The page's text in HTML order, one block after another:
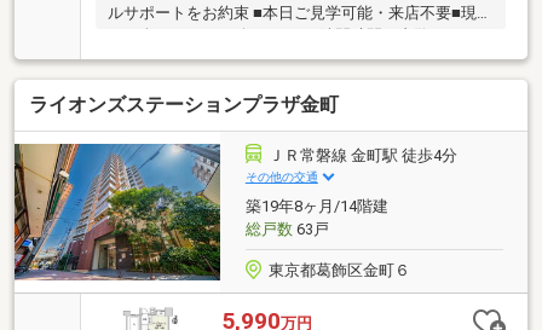
ルサポートをお約束 ■本日ご見学可能・来店不要■現地
ライオンズステーションプラザ金町
ＪＲ常磐線 金町駅 徒歩4分
その他の交通
築19年8ヶ月/14階建
総戸数63戸
東京都葛飾区金町６
5,990万円